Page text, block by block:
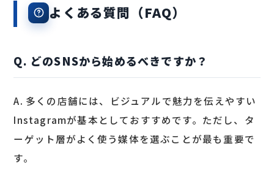
よくある質問（FAQ）
Q. どのSNSから始めるべきですか？
A. 多くの店舗には、ビジュアルで魅力を伝えやすい
Instagramが基本としておすすめです。ただし、タ
ーゲット層がよく使う媒体を選ぶことが最も重要で
す。